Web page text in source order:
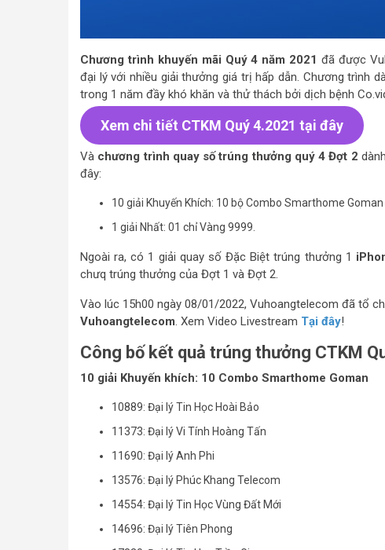
Chương trình khuyến mãi Quý 4 năm 2021đã được
đại lý với nhiều giải thưởng giá trị hấp dẫn. Chương trình
trong 1 năm đầy khó khăn và thử thách bởi dịch bệnh
Xem chi tiết CTKM Quý 4.2021 tại đây
Và chương trình quay số trúng thưởng quý 4 Đợt 2
đây:
10 giải Khuyến Khích: 10 bộ Combo Smarthome
1 giải Nhất: 01 chỉ Vàng 9999.
Ngoài ra, có 1 giải quay số Đặc Biệt trúng thưởng 1
chưq trúng thưởng của Đợt 1 và Đợt 2.
Vào lúc 15h00 ngày 08/01/2022, Vuhoangtelecom đã tổ
Vuhoangtelecom. Xem Video Livestream Tại đây!
Công bố kết quả trúng thưởng CTKM
10 giải Khuyến khích: 10 Combo Smarthome Goman
10889: Đại lý Tin Học Hoài Bảo
11373: Đại lý Vi Tính Hoàng Tấn
11690: Đại lý Anh Phi
13576: Đại lý Phúc Khang Telecom
14554: Đại lý Tin Học Vùng Đất Mới
14696: Đại lý Tiên Phong